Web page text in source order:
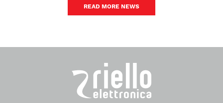
READ MORE NEWS